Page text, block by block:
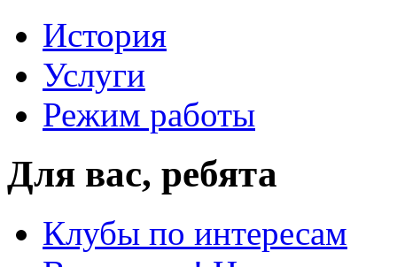
История
Услуги
Режим работы
Для вас, ребята
Клубы по интересам